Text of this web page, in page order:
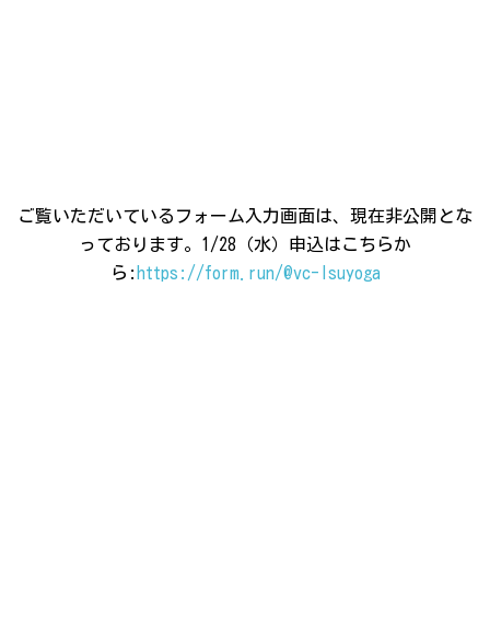
ご覧いただいているフォーム入力画面は、現在非公開とな
っております。 1/28（水）申込はこちらか
ら : https://form.run/@vc-Isuyoga